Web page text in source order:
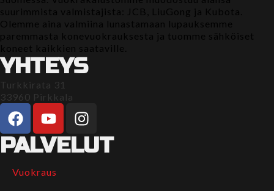
suurimmista valmistajista: JCB, LiuGong ja Kubota.
Olemme aina valmiina lunastamaan lupauksemme
paremmasta konevuokrauksesta ja tuomme sähköiset
koneet kaikkien saataville.
YHTEYS
Turkkirata 31
33960 Pirkkala
PALVELUT
Vuokraus